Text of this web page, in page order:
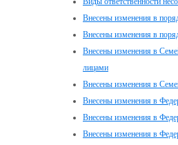
Внесены изменения в
Внесены изменения в
Внесены изменения в
лицами
Внесены изменения в
Внесены изменения в
Внесены изменения в
Внесены изменения в